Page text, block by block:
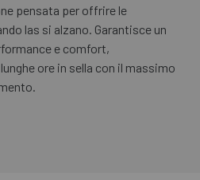
pensata per offrire le
las si alzano. Garantisce un
e comfort,
ore in sella con il massimo